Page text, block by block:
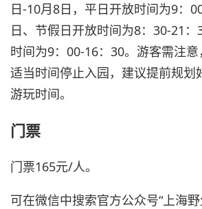
日-10月8日，平日开放时间为9：
日、节假日开放时间为8：30-21
时间为9：00-16：30。游客需注
适当时间停止入园，建议提前规划
游玩时间。
门票
门票165元/人。
可在微信中搜索官方公众号“上海